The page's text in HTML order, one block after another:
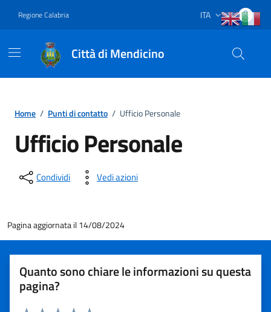
Regione Calabria Lingua attiva:
ITA
Città di Mendicino
Home / Punti di contatto / Ufficio Personale
Ufficio Personale
Condividi Vedi azioni
Pagina aggiornata il 14/08/2024
Quanto sono chiare le informazioni su questa
pagina?